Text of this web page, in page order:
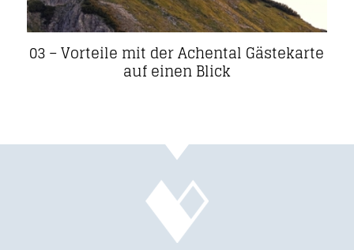
03 – Vorteile mit der Achental Gästekarte
auf einen Blick